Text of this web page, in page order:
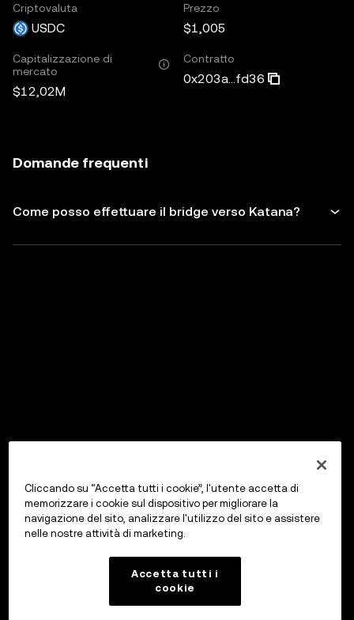
Criptovaluta
USDC
Prezzo
$1,005
Capitalizzazione di
mercato
$12,02M
Contratto
0x203a...fd36
Domande frequenti
Come posso effettuare il bridge verso Katana?
Cliccando su “Accetta tutti i cookie”, l'utente accetta di
memorizzare i cookie sul dispositivo per migliorare la
navigazione del sito, analizzare l'utilizzo del sito e assistere
nelle nostre attività di marketing.
Accetta tutti i
cookie